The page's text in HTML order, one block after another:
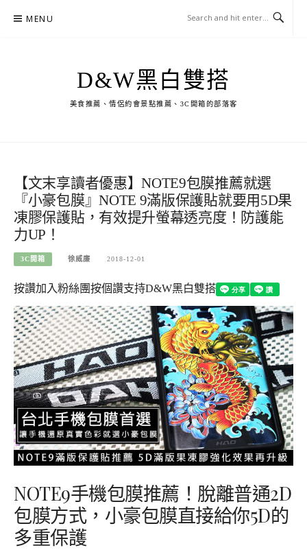
MENU
D&W黑白雙搭
美食推薦、情侶約會景點推薦、3C開箱的部落客
【文末享讀者優惠】NOTE9包膜推薦就選
『小豪包膜』NOTE 9滿版保護貼就要用5D果
凍膠保護貼，有效提升螢幕透亮度！防護能
力UP！
3C開箱 徐威廉 2018-12-01
按讚加入粉絲團按個讚支持D&W黑白雙搭
NOTE9手機包膜推薦！脫離普通2D
包膜方式，小豪包膜直接給你5D的
多重保護